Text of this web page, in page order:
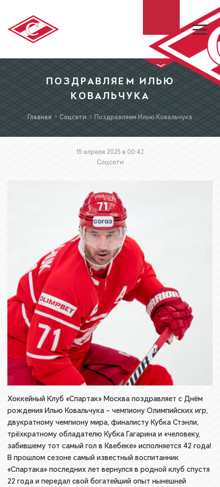
ХК «СПАРТАК»
ПОЗДРАВЛЯЕМ ИЛЬЮ
КОВАЛЬЧУКА
Главная Соцсети Поздравляем Илью Ковальчука
15 апреля 2025 в 00:42
Соцсети
Хоккейный Клуб «Спартак» Москва поздравляет с Днём
рождения Илью Ковальчука – чемпиону Олимпийских игр,
двукратному чемпиону мира, финалисту Кубка Стэнли,
трёхкратному обладателю Кубка Гагарина и «человеку,
забившему тот самый гол в Квебеке» исполняется 42 года!
В прошлом сезоне самый известный воспитанник
«Спартака» последних лет вернулся в родной клуб спустя
22 года и передал свой богатейший опыт нынешней